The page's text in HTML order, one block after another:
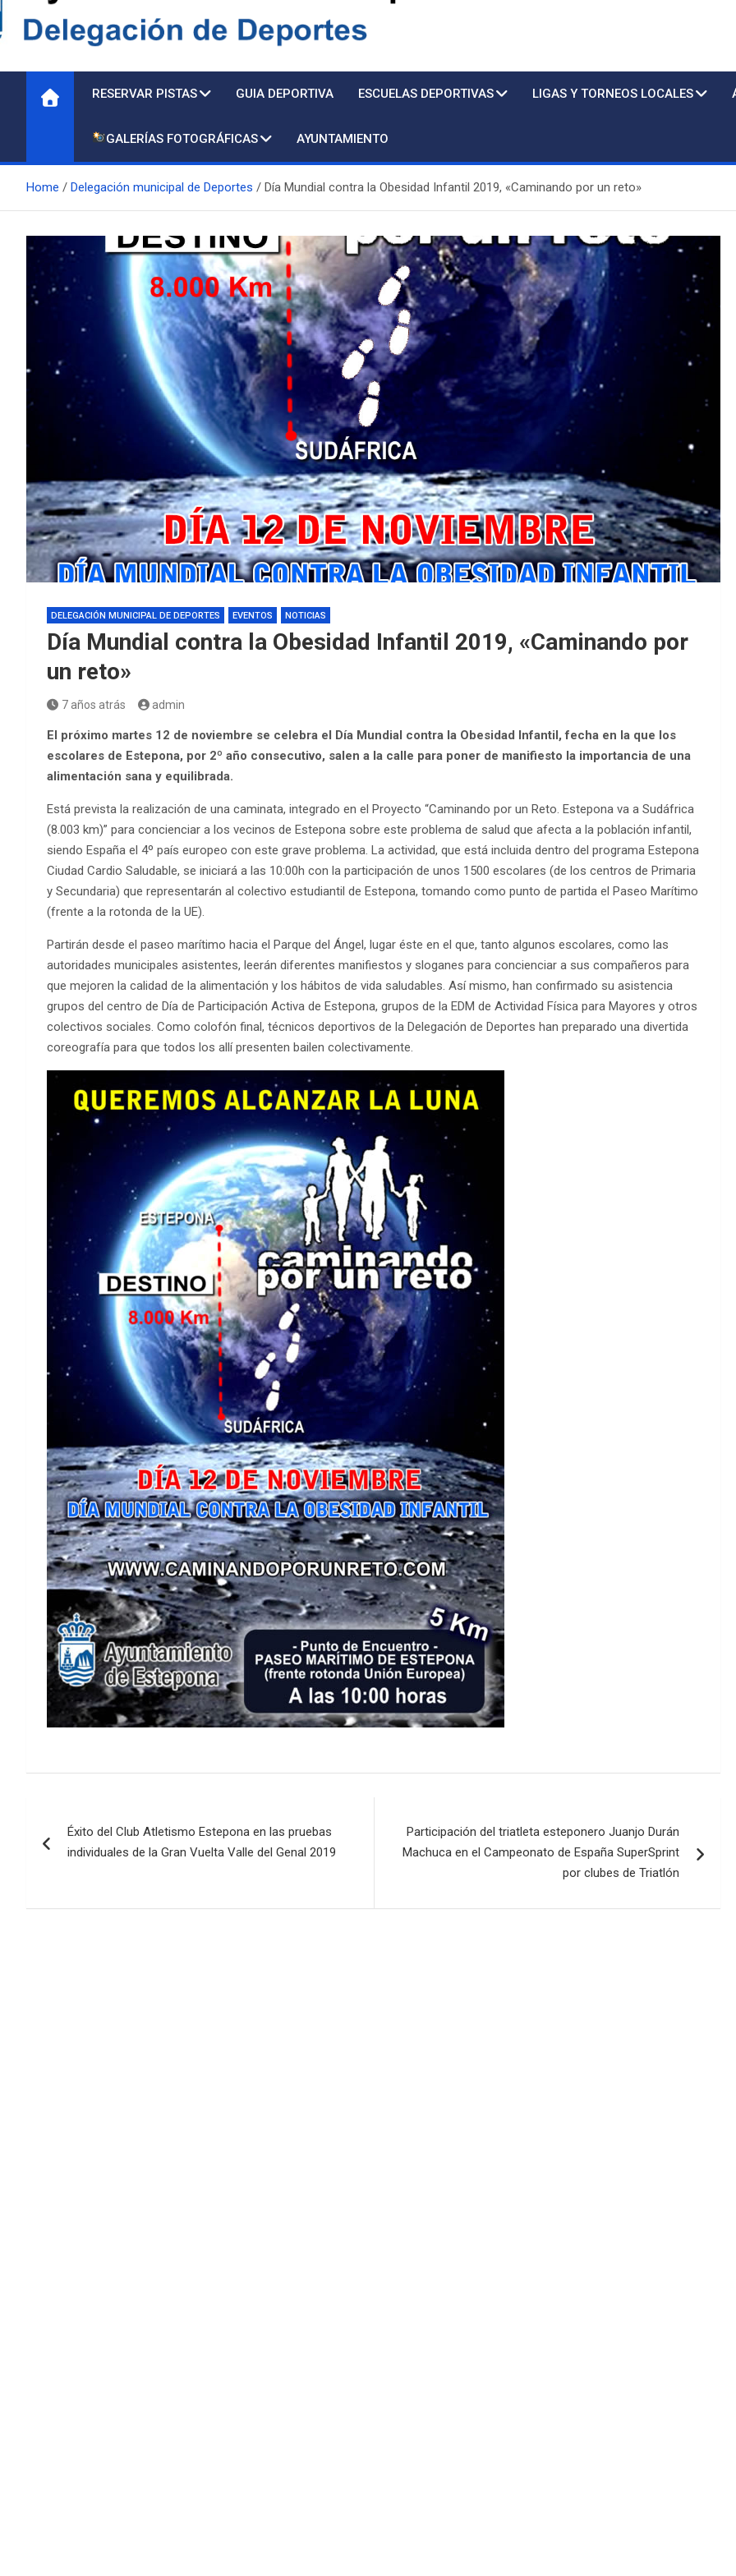
Delegación de Deportes
RESERVAR PISTAS GUIA DEPORTIVA ESCUELAS DEPORTIVAS LIGAS Y TORNEOS LOCALES
GALERÍAS FOTOGRÁFICAS AYUNTAMIENTO
Home Delegación municipal de Deportes Día Mundial contra la Obesidad Infantil 2019, «Caminando por un reto»
DELEGACIÓN MUNICIPAL DE DEPORTES EVENTOS NOTICIAS
Día Mundial contra la Obesidad Infantil 2019, «Caminando por
un reto»
7 años atrás admin
El próximo martes 12 de noviembre se celebra el Día Mundial contra la Obesidad Infantil, fecha en la que los
escolares de Estepona, por 2º año consecutivo, salen a la calle para poner de manifiesto la importancia de una
alimentación sana y equilibrada.
Está prevista la realización de una caminata, integrado en el Proyecto “Caminando por un Reto. Estepona va a Sudáfrica
(8.003 km)” para concienciar a los vecinos de Estepona sobre este problema de salud que afecta a la población infantil,
siendo España el 4º país europeo con este grave problema. La actividad, que está incluida dentro del programa Estepona
Ciudad Cardio Saludable, se iniciará a las 10:00h con la participación de unos 1500 escolares (de los centros de Primaria
y Secundaria) que representarán al colectivo estudiantil de Estepona, tomando como punto de partida el Paseo Marítimo
(frente a la rotonda de la UE).
Partirán desde el paseo marítimo hacia el Parque del Ángel, lugar éste en el que, tanto algunos escolares, como las
autoridades municipales asistentes, leerán diferentes manifiestos y sloganes para concienciar a sus compañeros para
que mejoren la calidad de la alimentación y los hábitos de vida saludables. Así mismo, han confirmado su asistencia
grupos del centro de Día de Participación Activa de Estepona, grupos de la EDM de Actividad Física para Mayores y otros
colectivos sociales. Como colofón final, técnicos deportivos de la Delegación de Deportes han preparado una divertida
coreografía para que todos los allí presenten bailen colectivamente.
de
Éxito del Club Atletismo Estepona en las pruebas
individuales de la Gran Vuelta Valle del Genal 2019
Participación del triatleta esteponero Juanjo Durán
Machuca en el Campeonato de España SuperSprint
por clubes de Triatlón
Sto.
EDM 26-27 /
EDM 26-27 /